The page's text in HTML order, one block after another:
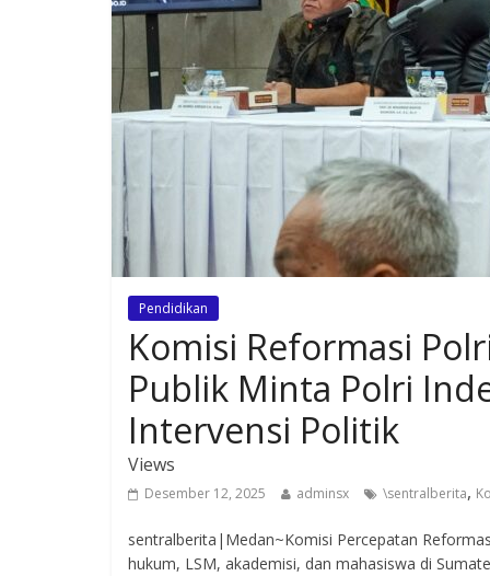
Pendidikan
Komisi Reformasi
Publik Minta Polri
Intervensi Politik
Views
Desember 12, 2025 adminsx \sentralberita,
sentralberita|Medan~Komisi Percepatan
hukum, LSM, akademisi, dan mahasiswa di